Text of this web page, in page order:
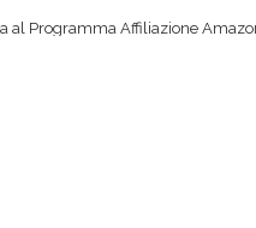
al Programma Affiliazione